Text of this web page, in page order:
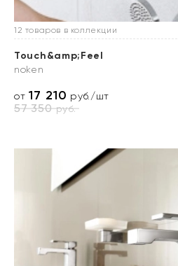
12 товаров в коллекции
Touch&amp;Feel
noken
от17 210 руб./шт
57 350руб.